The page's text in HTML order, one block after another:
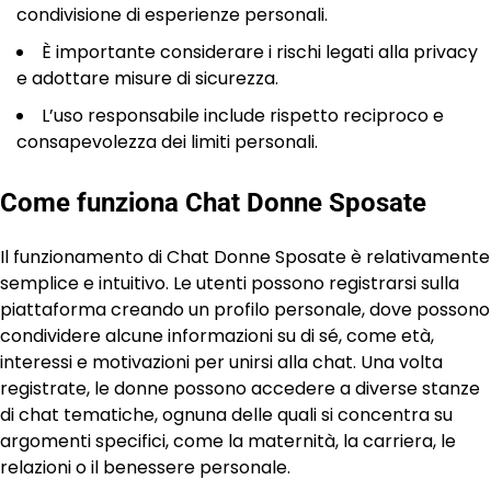
condivisione di esperienze personali.
È importante considerare i rischi legati alla privacy
e adottare misure di sicurezza.
L’uso responsabile include rispetto reciproco e
consapevolezza dei limiti personali.
Come funziona Chat Donne Sposate
Il funzionamento di Chat Donne Sposate è relativamente
semplice e intuitivo. Le utenti possono registrarsi sulla
piattaforma creando un profilo personale, dove possono
condividere alcune informazioni su di sé, come età,
interessi e motivazioni per unirsi alla chat. Una volta
registrate, le donne possono accedere a diverse stanze
di chat tematiche, ognuna delle quali si concentra su
argomenti specifici, come la maternità, la carriera, le
relazioni o il benessere personale.